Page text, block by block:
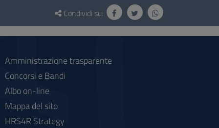
social
Condividi su:
Amministrazione trasparente
Concorsi e Bandi
Albo on-line
Mappa del sito
HRS4R Strategy